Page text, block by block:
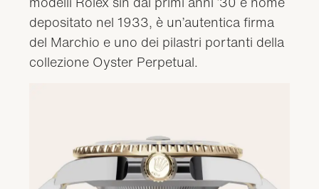
depositato nel 1933, è un’autentica firma
del Marchio e uno dei pilastri portanti della
collezione Oyster Perpetual.